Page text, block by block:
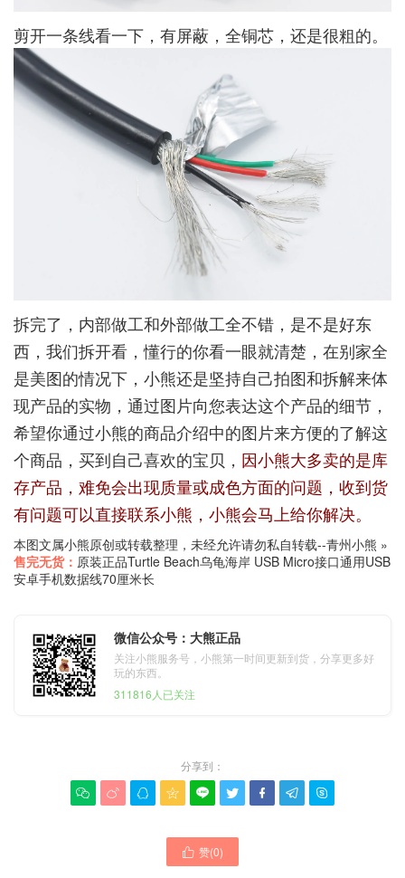
剪开一条线看一下，有屏蔽，全铜芯，还是很粗的。
拆完了，内部做工和外部做工全不错，是不是好东
西，我们拆开看，懂行的你看一眼就清楚，在别家全
是美图的情况下，小熊还是坚持自己拍图和拆解来体
现产品的实物，通过图片向您表达这个产品的细节，
希望你通过小熊的商品介绍中的图片来方便的了解这
个商品，买到自己喜欢的宝贝， 因小熊大多卖的是库
存产品，难免会出现质量或成色方面的问题，收到货
有问题可以直接联系小熊，小熊会马上给你解决。
本图文属小熊原创或转载整理，未经允许请勿私自转载--青州小熊 »
售完无货： 原装正品Turtle Beach乌龟海岸 USB Micro接口通用USB
安卓手机数据线70厘米长
微信公众号：大熊正品
关注小熊服务号，小熊第一时间更新到货，分享更多好
玩的东西。
311816人已关注
分享到：
        
 赞(0)